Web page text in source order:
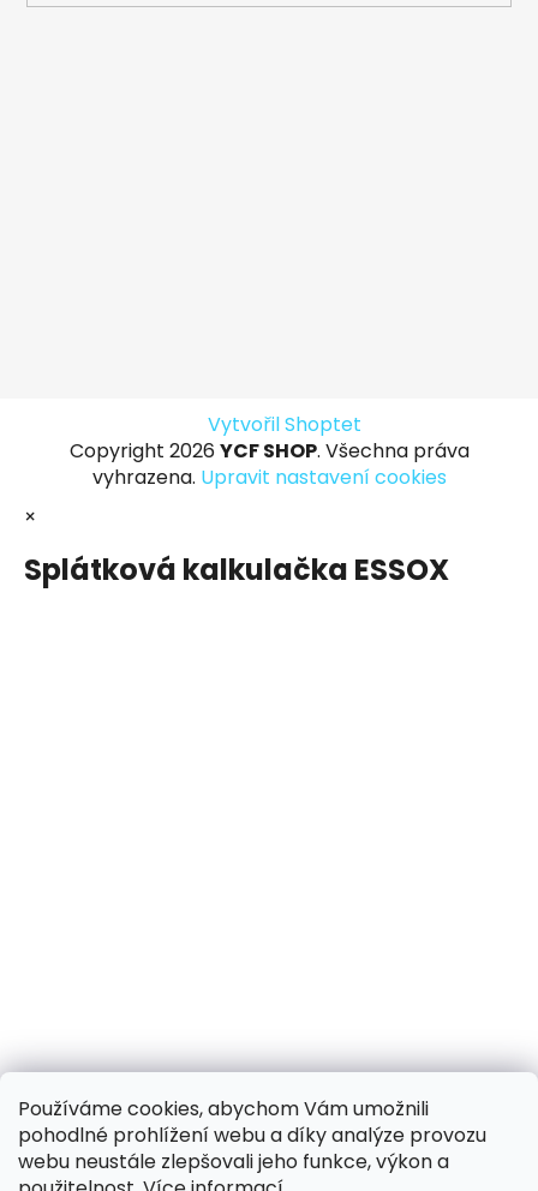
Používáme cookies, abychom Vám umožnili
pohodlné prohlížení webu a díky analýze provozu
webu neustále zlepšovali jeho funkce, výkon a
Vytvořil Shoptet
Copyright 2026 YCF SHOP. Všechna práva
vyhrazena. Upravit nastavení cookies
×
Splátková kalkulačka ESSOX